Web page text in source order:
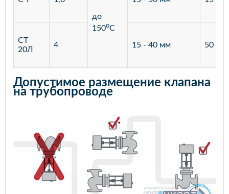
до
150oС
СТ
20Л
4 15 - 40 мм 50 -
Допустимое размещение клапана
на трубопроводе